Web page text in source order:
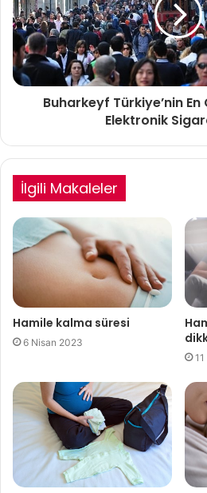
Buharkeyf Türkiye’nin
Elektronik
İlgili Makaleler
Hamile kalma süresi
6 Nisan 2023